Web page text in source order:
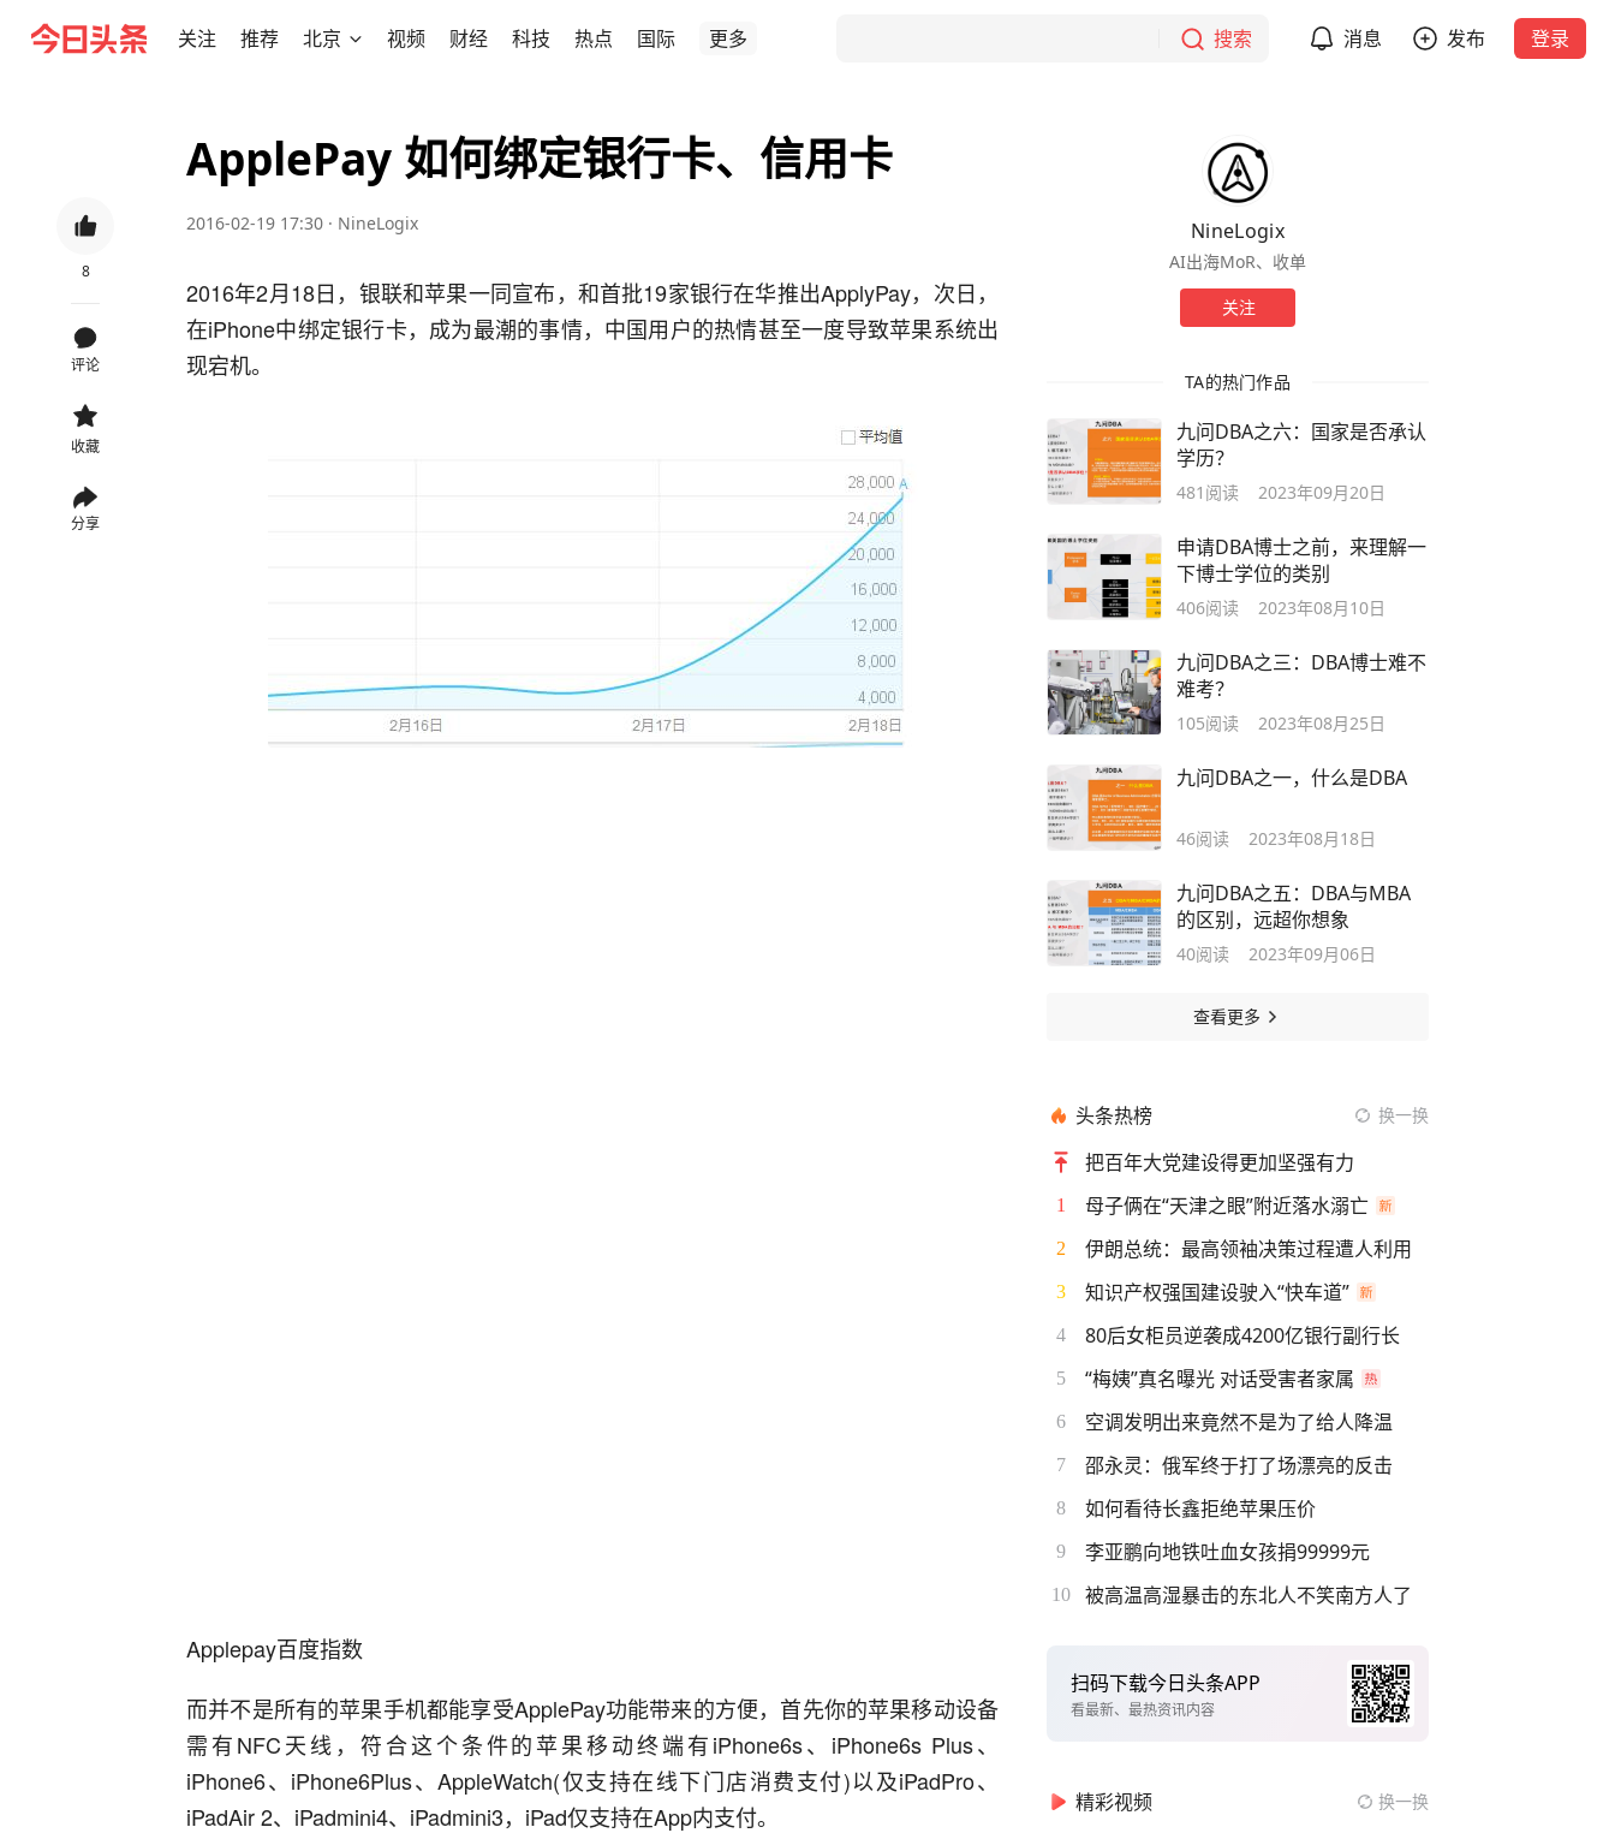
关注 推荐 北京 视频 财经 科技 热点 国际 更多 搜索 消息 发布 登录
8
评论
收藏
分享
ApplePay 如何绑定银行卡、信用卡
2016-02-19 17:30 · NineLogix
2016年2月18日，银联和苹果一同宣布，和首批19家银行在华推出ApplyPay，次日，
在iPhone中绑定银行卡，成为最潮的事情，中国用户的热情甚至一度导致苹果系统出
现宕机。
Applepay百度指数
而并不是所有的苹果手机都能享受ApplePay功能带来的方便，首先你的苹果移动设备
需有NFC天线，符合这个条件的苹果移动终端有iPhone6s、iPhone6s Plus、
iPhone6、iPhone6Plus、AppleWatch(仅支持在线下门店消费支付)以及iPadPro、
iPadAir 2、iPadmini4、iPadmini3，iPad仅支持在App内支付。
NineLogix
AI出海MoR、收单
关注
TA的热门作品
九问DBA之六：国家是否承认
学历？
481 阅读 2023年09月20日
申请DBA博士之前，来理解一
下博士学位的类别
406阅读 2023年08月10日
九问DBA之三：DBA博士难不
难考？
105阅读 2023年08月25日
九问DBA之一，什么是DBA
46阅读 2023年08月18日
九问DBA之五：DBA与MBA
的区别，远超你想象
40阅读 2023年09月06日
查看更多
头条热榜 换一换
把百年大党建设得更加坚强有力
1 母子俩在“天津之眼”附近落水溺亡
2 伊朗总统：最高领袖决策过程遭人利用
3 知识产权强国建设驶入“快车道”
4 80后女柜员逆袭成4200亿银行副行长
5 “梅姨”真名曝光 对话受害者家属
6 空调发明出来竟然不是为了给人降温
7 邵永灵：俄军终于打了场漂亮的反击
8 如何看待长鑫拒绝苹果压价
9 李亚鹏向地铁吐血女孩捐99999元
10 被高温高湿暴击的东北人不笑南方人了
扫码下载今日头条APP
看最新、最热资讯内容
精彩视频 换一换